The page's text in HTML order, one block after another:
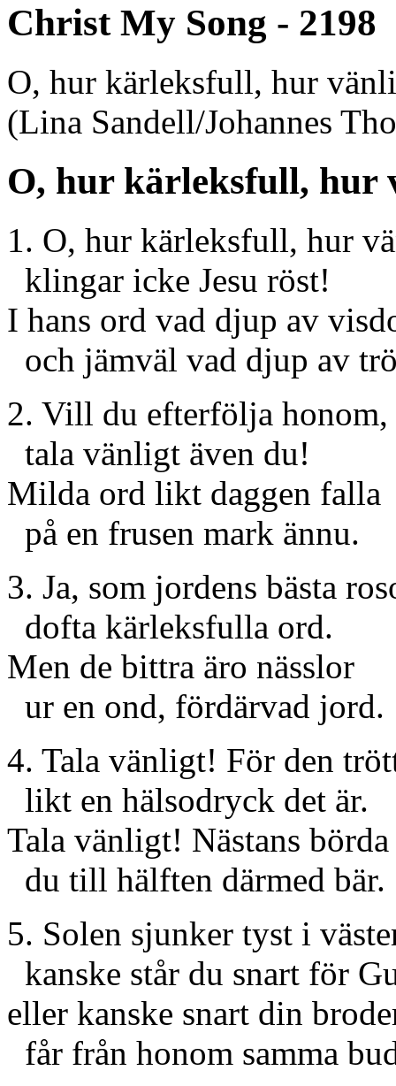
Christ My Song - 2198
O, hur kärleksfull, hur
(Lina Sandell/Johannes
O, hur kärleksfull, hur
1. O, hur kärleksfull, hur
klingar icke Jesu röst!
I hans ord vad djup av
och jämväl vad djup av
2. Vill du efterfölja honom,
tala vänligt även du!
Milda ord likt daggen falla
på en frusen mark ännu.
3. Ja, som jordens bästa
dofta kärleksfulla ord.
Men de bittra äro nässlor
ur en ond, fördärvad jord.
4. Tala vänligt! För den
likt en hälsodryck det är.
Tala vänligt! Nästans börda
du till hälften därmed bär.
5. Solen sjunker tyst i
kanske står du snart för
eller kanske snart din
får från honom samma